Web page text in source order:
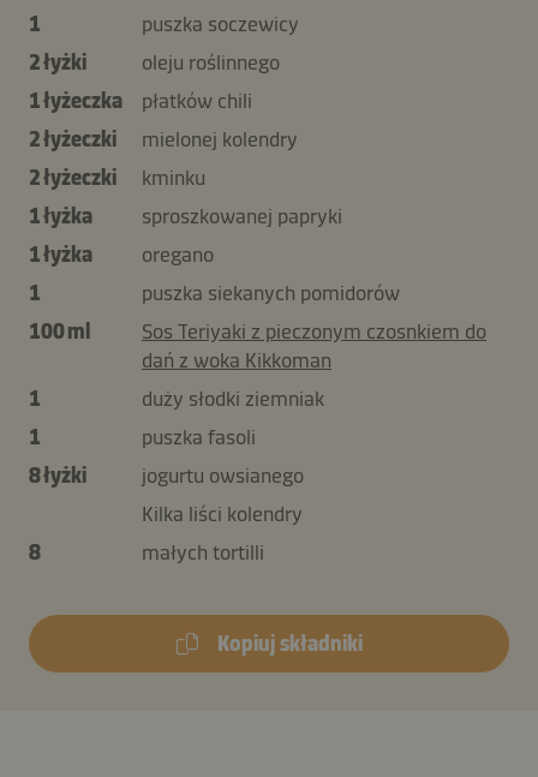
1
puszka soczewicy
2 łyżki
oleju roślinnego
1 łyżeczka
płatków chili
2 łyżeczki
mielonej kolendry
2 łyżeczki
kminku
1 łyżka
sproszkowanej papryki
1 łyżka
oregano
1
puszka siekanych pomidorów
100 ml
Sos Teriyaki z pieczonym czosnkiem do
dań z woka Kikkoman
1
duży słodki ziemniak
1
puszka fasoli
8 łyżki
jogurtu owsianego
Kilka liści kolendry
8
małych tortilli
Kopiuj składniki